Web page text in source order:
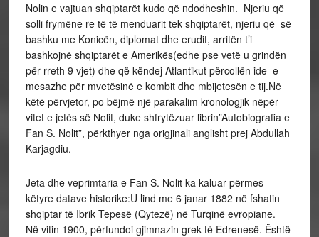
Nolin e vajtuan shqiptarët kudo që ndodheshin. Njeriu që
solli frymëne re të të menduarit tek shqiptarët, njeriu që së
bashku me Konicën, diplomat dhe erudit, arritën t’i
bashkojnë shqiptarët e Amerikës(edhe pse vetë u grindën
për rreth 9 vjet) dhe që këndej Atlantikut përcollën ide e
mesazhe për mvetësinë e kombit dhe mbijetesën e tij.Në
këtë përvjetor, po bëjmë një parakalim kronologjik nëpër
vitet e jetës së Nolit, duke shfrytëzuar librin”Autobiografia e
Fan S. Nolit”, përkthyer nga origjinali anglisht prej Abdullah
Karjagdiu.
Jeta dhe veprimtaria e Fan S. Nolit ka kaluar përmes
këtyre datave historike:U lind me 6 janar 1882 në fshatin
shqiptar të Ibrik Tepesë (Qytezë) në Turqinë evropiane.
Në vitin 1900, përfundoi gjimnazin grek të Edrenesë. Është